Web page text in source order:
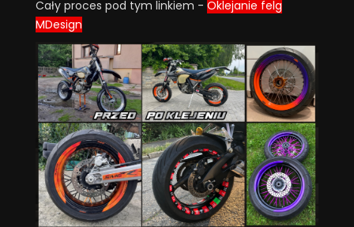
Cały proces pod tym linkiem - Oklejanie felg
MDesign